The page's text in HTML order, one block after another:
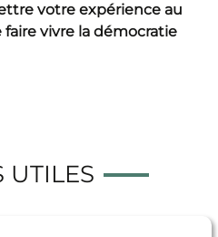
votre expérience au
vivre la démocratie
UTILES